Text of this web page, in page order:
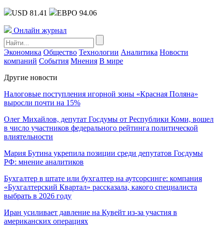
USD 81.41 ЕВРО 94.06
Онлайн журнал
Экономика Общество Технологии Аналитика Новости
компаний События Мнения В мире
Другие новости
Налоговые поступления игорной зоны «Красная Поляна»
выросли почти на 15%
Олег Михайлов, депутат Госдумы от Республики Коми, вошел
в число участников федерального рейтинга политической
влиятельности
Мария Бутина укрепила позиции среди депутатов Госдумы
РФ: мнение аналитиков
Бухгалтер в штате или бухгалтер на аутсорсинге: компания
«Бухгалтерский Квартал» рассказала, какого специалиста
выбрать в 2026 году
Иран усиливает давление на Кувейт из-за участия в
американских операциях